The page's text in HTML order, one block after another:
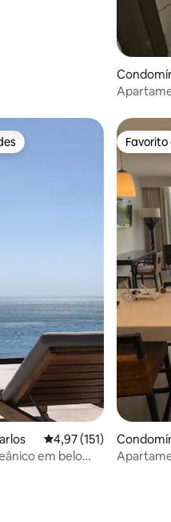
mais apreciados
Classificação média de
4,97 (151)
em belo
Favorito
Favorito